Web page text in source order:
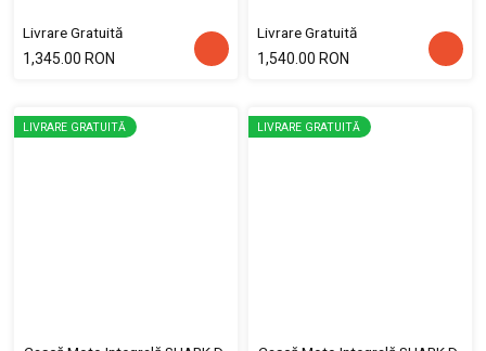
Livrare Gratuită
1,345.00 RON
Livrare Gratuită
1,540.00 RON
LIVRARE GRATUITĂ LIVRARE GRATUITĂ